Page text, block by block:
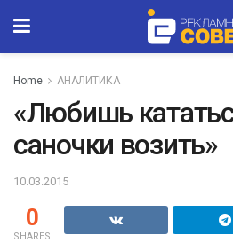
Home АНАЛИТИКА
«Любишь
саночки возить»
10.03.2015
0
SHARES